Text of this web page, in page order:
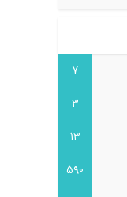
7
3
13
590